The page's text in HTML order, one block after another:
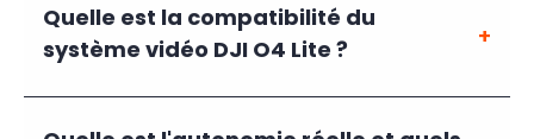
Quelle est la compatibilité du
système vidéo DJI O4 Lite ?